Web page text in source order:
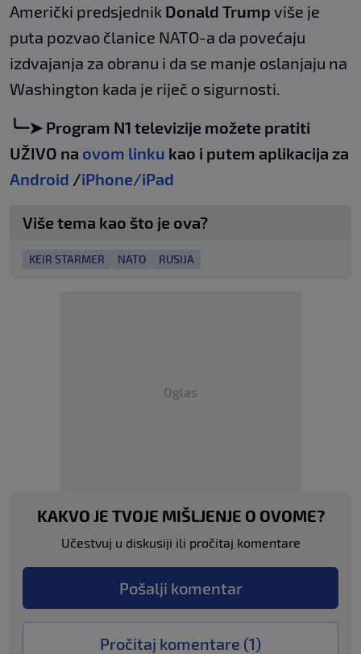
Američki predsjednik Donald Trump više je
puta pozvao članice NATO-a da povećaju
izdvajanja za obranu i da se manje oslanjaju na
Washington kada je riječ o sigurnosti.
╰┈➤ Program N1 televizije možete pratiti
UŽIVO na ovom linku kao i putem aplikacija za
Android /iPhone/iPad
Više tema kao što je ova?
KEIR STARMER NATO RUSIJA
Oglas
KAKVO JE TVOJE MIŠLJENJE O OVOME?
Učestvuj u diskusiji ili pročitaj komentare
Pošalji komentar
Pročitaj komentare (1)